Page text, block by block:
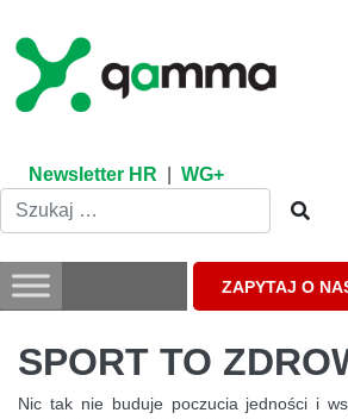
content
Newsletter HR WG+
ZAPYTAJ O
SPORT TO
Nic tak nie buduje poczucia jedności i